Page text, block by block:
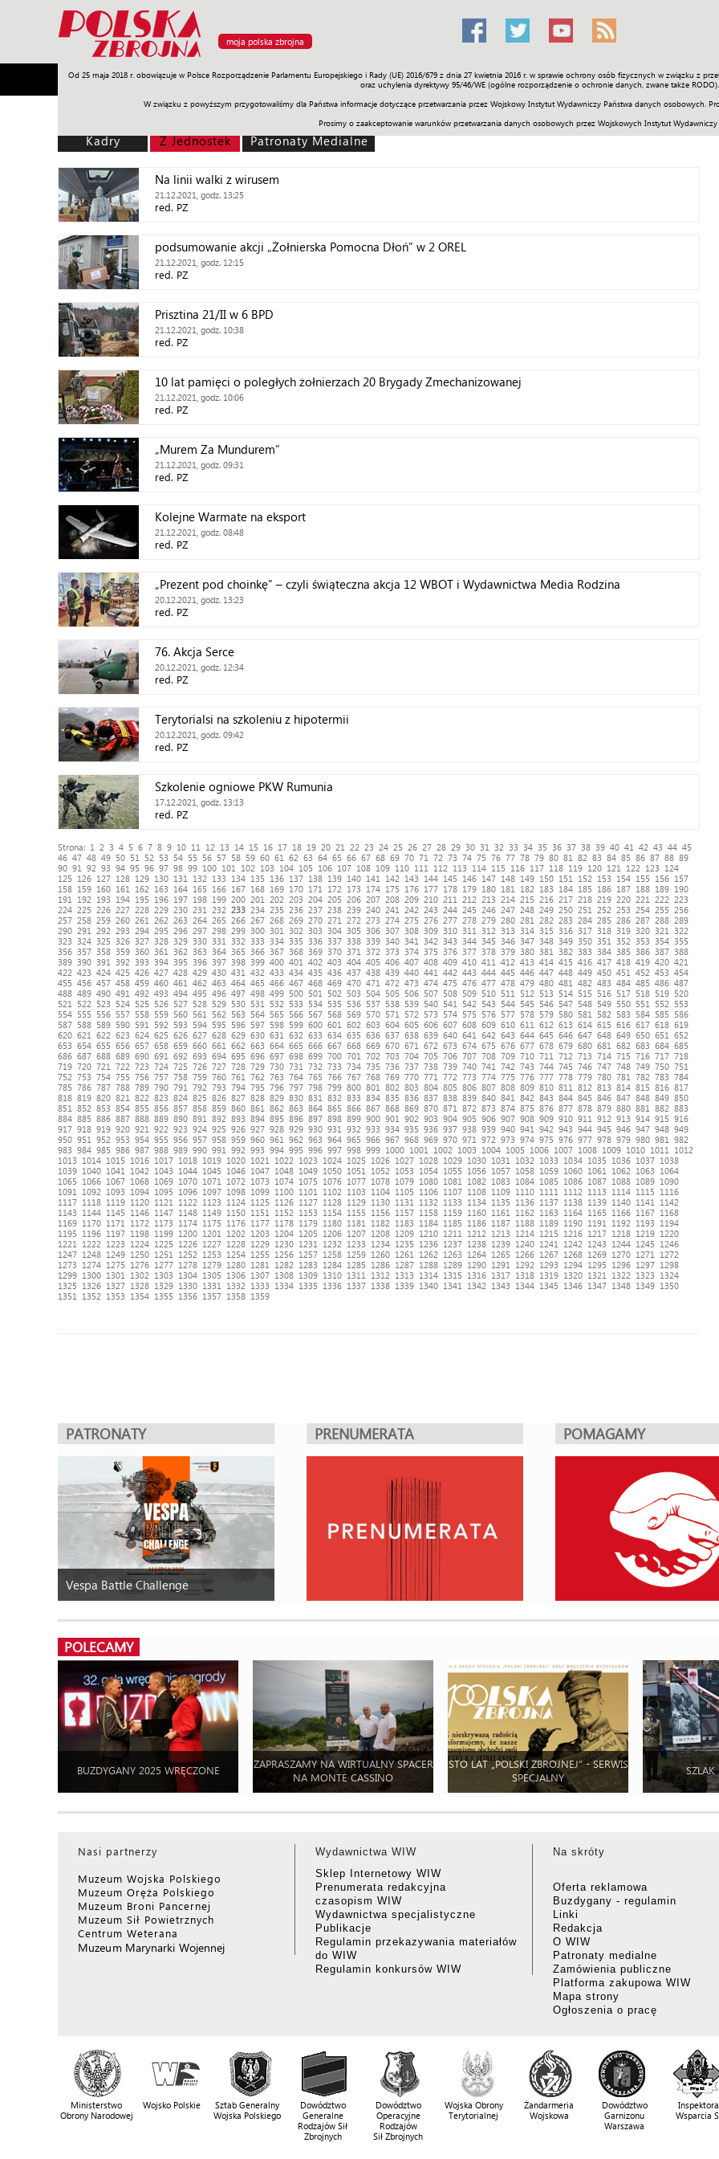
moja polska zbrojna
Od 25 maja 2018 r. obowiązuje w Polsce Rozporządzenie Parlamentu Europejskiego i Rady (UE) 2016/679 z dnia 27 kwietnia 2016 r. w sprawie ochrony osób fizycznych w związku z
oraz uchylenia dyrektywy 95/46/WE (ogólne rozporządzenie o ochronie danych, zwane także RODO).
W związku z powyższym przygotowaliśmy dla Państwa informacje dotyczące przetwarzania przez Wojskowy Instytut Wydawniczy Państwa danych osobowych.
Prosimy o zaakceptowanie warunków przetwarzania danych osobowych przez Wojskowych Instytut Wydawniczy
Armia Poligon Sprzęt Misje Polityka Prawo Świat Społeczność Sport Historia Galerie Wideo
Kadry Z Jednostek Patronaty Medialne
Na linii walki z wirusem
21.12.2021, godz. 13:25
red. PZ
podsumowanie akcji „Żołnierska Pomocna Dłoń” w 2 OREL
21.12.2021, godz. 12:15
red. PZ
Prisztina 21/II w 6 BPD
21.12.2021, godz. 10:38
red. PZ
10 lat pamięci o poległych żołnierzach 20 Brygady Zmechanizowanej
21.12.2021, godz. 10:06
red. PZ
„Murem Za Mundurem”
21.12.2021, godz. 09:31
red. PZ
Kolejne Warmate na eksport
21.12.2021, godz. 08:48
red. PZ
„Prezent pod choinkę” – czyli świąteczna akcja 12 WBOT i Wydawnictwa Media Rodzina
20.12.2021, godz. 13:23
red. PZ
76. Akcja Serce
20.12.2021, godz. 12:34
red. PZ
Terytorialsi na szkoleniu z hipotermii
20.12.2021, godz. 09:42
red. PZ
Szkolenie ogniowe PKW Rumunia
17.12.2021, godz. 13:13
red. PZ
Strona: 1 2 3 4 5 6 7 8 9 10 11 12 13 14 15 16 17 18 19 20 21 22 23 24 25 26 27 28 29 30 31 32 33 34 35 36 37 38 39 40 41 42 43 44 45
46 47 48 49 50 51 52 53 54 55 56 57 58 59 60 61 62 63 64 65 66 67 68 69 70 71 72 73 74 75 76 77 78 79 80 81 82 83 84 85 86 87 88 89
90 91 92 93 94 95 96 97 98 99 100 101 102 103 104 105 106 107 108 109 110 111 112 113 114 115 116 117 118 119 120 121 122 123
124
125
126 127 128 129 130 131 132 133 134 135 136 137 138 139 140 141 142 143 144 145 146 147 148 149 150 151 152 153 154 155 156 157
158 159 160 161 162 163 164 165 166 167 168 169 170 171 172 173 174 175 176 177 178 179 180 181 182 183 184 185 186 187 188 189 190
191
192 193 194 195 196 197 198 199 200 201 202 203 204 205 206 207 208 209 210 211 212 213 214 215 216 217 218 219 220 221 222
223
224 225 226 227 228 229 230 231 232 233 234 235 236 237 238 239 240 241 242 243 244 245 246 247 248 249 250 251 252 253 254 255
256
257 258 259 260 261 262 263 264 265 266 267 268 269 270 271 272 273 274 275 276 277 278 279 280 281 282 283 284 285 286 287 288 289
290 291 292 293 294 295 296 297 298 299 300 301 302 303 304 305 306 307 308 309 310 311 312 313 314 315 316 317 318 319 320 321
322
323
324 325 326 327 328 329 330 331 332 333 334 335 336 337 338 339 340 341 342 343 344 345 346 347 348 349 350 351 352 353 354 355
356 357 358 359 360 361 362 363 364 365 366 367 368 369 370 371 372 373 374 375 376 377 378 379 380 381 382 383 384 385 386 387 388
389 390 391 392 393 394 395 396 397 398 399 400 401 402 403 404 405 406 407 408 409 410 411 412 413 414 415 416 417 418 419 420 421
422 423 424 425 426 427 428 429 430 431 432 433 434 435 436 437 438 439 440 441 442 443 444 445 446 447 448 449 450 451 452 453 454
455 456 457 458 459 460 461 462 463 464 465 466 467 468 469 470 471 472 473 474 475 476 477 478 479 480 481 482 483 484 485 486 487
488 489 490 491 492 493 494 495 496 497 498 499 500 501 502 503 504 505 506 507 508 509 510 511 512 513 514 515 516 517 518 519 520
521
522 523 524 525 526 527 528 529 530 531 532 533 534 535 536 537 538 539 540 541 542 543 544 545 546 547 548 549 550 551 552
553
554 555 556 557 558 559 560 561 562 563 564 565 566 567 568 569 570 571 572 573 574 575 576 577 578 579 580 581 582 583 584 585
586
587 588 589 590 591 592 593 594 595 596 597 598 599 600 601 602 603 604 605 606 607 608 609 610 611 612 613 614 615 616 617 618 619
620 621 622 623 624 625 626 627 628 629 630 631 632 633 634 635 636 637 638 639 640 641 642 643 644 645 646 647 648 649 650 651
652
653 654 655 656 657 658 659 660 661 662 663 664 665 666 667 668 669 670 671 672 673 674 675 676 677 678 679 680 681 682 683 684 685
686 687 688 689 690 691 692 693 694 695 696 697 698 699 700 701 702 703 704 705 706 707 708 709 710 711 712 713 714 715 716 717 718
719 720 721 722 723 724 725 726 727 728 729 730 731 732 733 734 735 736 737 738 739 740 741 742 743 744 745 746 747 748 749 750 751
752 753 754 755 756 757 758 759 760 761 762 763 764 765 766 767 768 769 770 771 772 773 774 775 776 777 778 779 780 781 782 783 784
785 786 787 788 789 790 791 792 793 794 795 796 797 798 799 800 801 802 803 804 805 806 807 808 809 810 811 812 813 814 815 816 817
818 819 820 821 822 823 824 825 826 827 828 829 830 831 832 833 834 835 836 837 838 839 840 841 842 843 844 845 846 847 848 849 850
851
852 853 854 855 856 857 858 859 860 861 862 863 864 865 866 867 868 869 870 871 872 873 874 875 876 877 878 879 880 881 882 883
884 885 886 887 888 889 890 891 892 893 894 895 896 897 898 899 900 901 902 903 904 905 906 907 908 909 910 911 912 913 914 915 916
917 918 919 920 921 922 923 924 925 926 927 928 929 930 931 932 933 934 935 936 937 938 939 940 941 942 943 944 945 946 947 948 949
950 951 952 953 954 955 956 957 958 959 960 961 962 963 964 965 966 967 968 969 970 971 972 973 974 975 976 977 978 979 980 981
982
983 984 985 986 987 988 989 990 991 992 993 994 995 996 997 998 999 1000 1001 1002 1003 1004 1005 1006 1007 1008 1009 1010 1011
1012
1013
1014 1015 1016 1017 1018 1019 1020 1021 1022 1023 1024 1025 1026 1027 1028 1029 1030 1031 1032 1033 1034 1035 1036 1037 1038
1039 1040 1041 1042 1043 1044 1045 1046 1047 1048 1049 1050 1051 1052 1053 1054 1055 1056 1057 1058 1059 1060 1061 1062 1063
1064
1065
1066 1067 1068 1069 1070 1071 1072 1073 1074 1075 1076 1077 1078 1079 1080 1081 1082 1083 1084 1085 1086 1087 1088 1089 1090
1091
1092 1093 1094 1095 1096 1097 1098 1099 1100 1101 1102 1103 1104 1105 1106 1107 1108 1109 1110 1111 1112 1113 1114 1115
1116
1117 1118 1119 1120 1121 1122 1123 1124 1125 1126 1127 1128 1129 1130 1131 1132 1133 1134 1135 1136 1137 1138 1139 1140 1141
1142
1143
1144 1145 1146 1147 1148 1149 1150 1151 1152 1153 1154 1155 1156 1157 1158 1159 1160 1161 1162 1163 1164 1165 1166 1167 1168
1169 1170 1171 1172 1173 1174 1175 1176 1177 1178 1179 1180 1181 1182 1183 1184 1185 1186 1187 1188 1189 1190 1191 1192 1193
1194
1195
1196 1197 1198 1199 1200 1201 1202 1203 1204 1205 1206 1207 1208 1209 1210 1211 1212 1213 1214 1215 1216 1217 1218 1219 1220
1221
1222 1223 1224 1225 1226 1227 1228 1229 1230 1231 1232 1233 1234 1235 1236 1237 1238 1239 1240 1241 1242 1243 1244 1245
1246
1247 1248 1249 1250 1251 1252 1253 1254 1255 1256 1257 1258 1259 1260 1261 1262 1263 1264 1265 1266 1267 1268 1269 1270 1271
1272
1273
1274 1275 1276 1277 1278 1279 1280 1281 1282 1283 1284 1285 1286 1287 1288 1289 1290 1291 1292 1293 1294 1295 1296 1297 1298
1299 1300 1301 1302 1303 1304 1305 1306 1307 1308 1309 1310 1311 1312 1313 1314 1315 1316 1317 1318 1319 1320 1321 1322 1323
1324
1325
1326 1327 1328 1329 1330 1331 1332 1333 1334 1335 1336 1337 1338 1339 1340 1341 1342 1343 1344 1345 1346 1347 1348 1349 1350
1351
1352 1353 1354 1355 1356 1357 1358 1359
PATRONATY
Vespa Battle Challenge
PRENUMERATA POMAGAMY
POLECAMY
BUZDYGANY 2025 WRĘCZONE
ZAPRASZAMY NA WIRTUALNY SPACER
NA MONTE CASSINO
STO LAT „POLSKI ZBROJNEJ” - SERWIS
SPECJALNY
SZLAK
Nasi partnerzy
Muzeum Wojska Polskiego
Muzeum Oręża Polskiego
Muzeum Broni Pancernej
Muzeum Sił Powietrznych
Centrum Weterana
Muzeum Marynarki Wojennej
Wydawnictwa WIW
Sklep Internetowy WIW
Prenumerata redakcyjna
czasopism WIW
Wydawnictwa specjalistyczne
Publikacje
Regulamin przekazywania materiałów
do WIW
Regulamin konkursów WIW
Na skróty
Oferta reklamowa
Buzdygany - regulamin
Linki
Redakcja
O WIW
Patronaty medialne
Zamówienia publiczne
Platforma zakupowa WIW
Mapa strony
Ogłoszenia o pracę
Ministerstwo
Obrony Narodowej
Wojsko Polskie
Sztab Generalny
Wojska Polskiego
Dowództwo
Generalne
Rodzajów Sił
Zbrojnych
Dowództwo
Operacyjne
Rodzajów
Sił Zbrojnych
Wojska Obrony
Terytorialnej
Żandarmeria
Wojskowa
Dowództwo
Garnizonu
Warszawa
Wsparcia